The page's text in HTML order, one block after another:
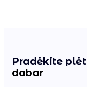
Pradėkite
dabar